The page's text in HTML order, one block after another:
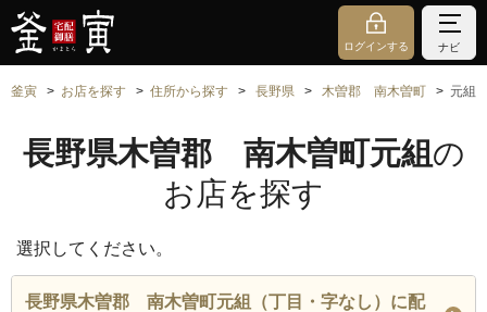
ログインする ナビ
釜寅 お店を探す 住所から探す 長野県 木曽郡 南木曽町 元組
長野県木曽郡 南木曽町元組 の
お店を探す
選択してください。
長野県木曽郡 南木曽町元組（丁目・字なし）に配